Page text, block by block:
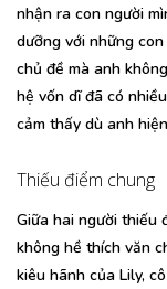
nhận ra con người
dưỡng với những
chủ đề mà anh
hệ vốn dĩ đã có
cảm thấy dù anh
Thiếu điểm chung
Giữa hai người thiếu
không hề thích văn
kiêu hãnh của Lily,